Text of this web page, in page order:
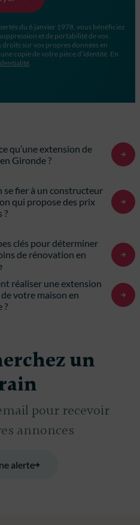
du 6 janvier 1978, vous bénéficiez
et de portabilité de vos
droits sur vos propres données en
copie de votre pièce d’identité. En
qu’une extension de
Gironde ?
se fier à un constructeur
qui propose des prix
?
clés pour déterminer
de rénovation en
réaliser une extension
votre maison en
?
un
pour recevoir
annonces
alerte